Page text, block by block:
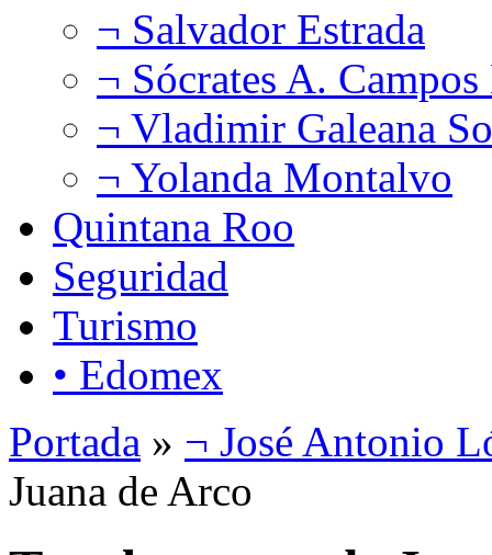
¬ Salvador Estrada
¬ Sócrates A.
¬ Vladimir Galeana
¬ Yolanda Montalvo
Quintana Roo
Seguridad
Turismo
• Edomex
Portada » ¬ José Antonio
Juana de Arco